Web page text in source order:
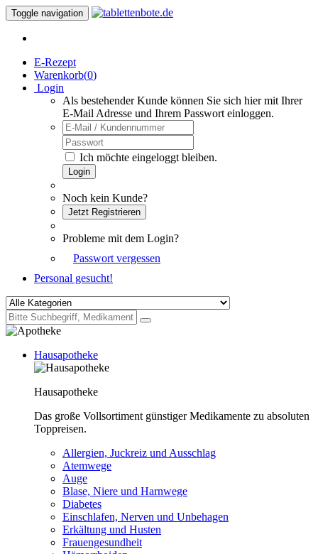
Toggle navigation
E-Rezept
Warenkorb(0)
Login
Als bestehender Kunde können Sie sich hier mit Ihrer
E-Mail Adresse und Ihrem Passwort einloggen.
Ich möchte eingeloggt bleiben.
Login
Noch kein Kunde?
Jetzt Registrieren
Probleme mit dem Login?
Passwort vergessen
Personal gesucht!
Hausapotheke
Hausapotheke
Das große Vollsortiment günstiger Medikamente zu absoluten
Toppreisen.
Allergien, Juckreiz und Ausschlag
Atemwege
Auge
Blase, Niere und Harnwege
Diabetes
Einschlafen, Nerven und Unbehagen
Erkältung und Husten
Frauengesundheit